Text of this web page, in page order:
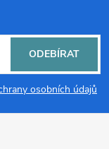
osobních údajů
ODEBÍRAT